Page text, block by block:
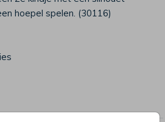
hoepel spelen. (30116)